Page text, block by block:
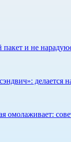
и не
делается
омолаживает: